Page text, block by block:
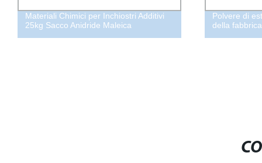
Materiali Chimici per Inchiostri Additivi
25kg Sacco Anidride Maleica
Polvere di
della fabbrica